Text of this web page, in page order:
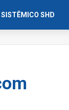
SHD